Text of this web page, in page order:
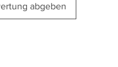
abgeben